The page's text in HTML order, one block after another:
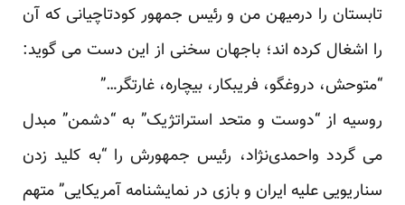
تابستان را درمیهن من و رئیس جمهور کودتاچیانی که آن
را اشغال کرده اند؛ باجهان سخنی از این دست می گوید:
“متوحش، دروغگو، فریبکار، بیچاره، غارتگر…”
روسیه از “دوست و متحد استراتژیک” به “دشمن” مبدل
می گردد واحمدی‌نژاد، رئیس جمهورش را “به کلید زدن
سناریویی علیه ایران و بازی در نمایشنامه آمریکایی” متهم